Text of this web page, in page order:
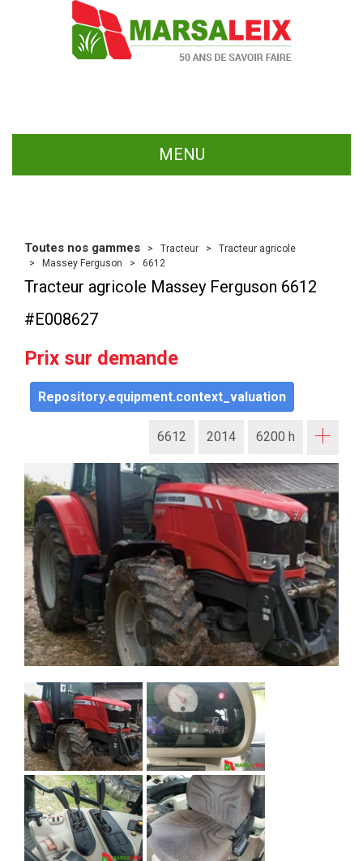
MENU
Toutes nos gammes Tracteur
Tracteur agricole
Massey Ferguson
6612
Tracteur agricole Massey Ferguson 6612
#E008627
Prix sur demande
repository.equipment.context_valuation
6612 2014 6200 h